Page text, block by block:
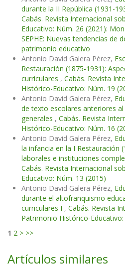
durante la II República (1931-
Cabás. Revista Internacional
Educativo: Núm. 26 (2021):
SEPHE: Nuevas tendencias de
patrimonio educativo
Antonio David Galera Pérez,
Restauración (1875-1931):
curriculares , Cabás. Revista
Histórico-Educativo: Núm. 19
Antonio David Galera Pérez,
de texto escolares anteriores
generales , Cabás. Revista
Histórico-Educativo: Núm. 16
Antonio David Galera Pérez,
la infancia en la I Restauración
laborales e instituciones
Cabás. Revista Internacional
Educativo: Núm. 13 (2015)
Antonio David Galera Pérez,
durante el altofranquismo
curriculares I , Cabás. Revista
Patrimonio Histórico-
1 2 > >>
Artículos similares